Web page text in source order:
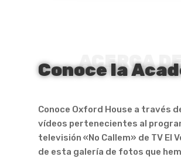
ACERCA
Conoce la
Conoce Oxford House a través
vídeos pertenecientes al
televisión «No Callem» de TV El
de esta galería de fotos que